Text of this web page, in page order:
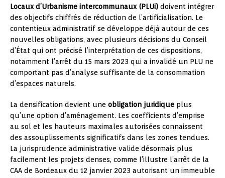
Locaux d’Urbanisme intercommunaux (PLUi) doivent intégrer
des objectifs chiffrés de réduction de l’artificialisation. Le
contentieux administratif se développe déjà autour de ces
nouvelles obligations, avec plusieurs décisions du Conseil
d’État qui ont précisé l’interprétation de ces dispositions,
notamment l’arrêt du 15 mars 2023 qui a invalidé un PLU ne
comportant pas d’analyse suffisante de la consommation
d’espaces naturels.
La densification devient une obligation juridique plus
qu’une option d’aménagement. Les coefficients d’emprise
au sol et les hauteurs maximales autorisées connaissent
des assouplissements significatifs dans les zones tendues.
La jurisprudence administrative valide désormais plus
facilement les projets denses, comme l’illustre l’arrêt de la
CAA de Bordeaux du 12 janvier 2023 autorisant un immeuble